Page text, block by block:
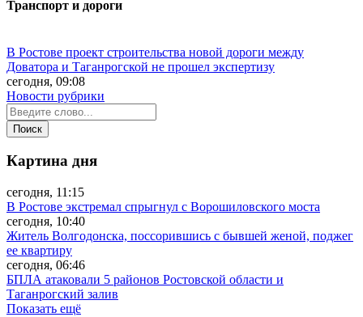
Транспорт и дороги
В Ростове проект строительства новой дороги между
Доватора и Таганрогской не прошел экспертизу
сегодня, 09:08
Новости рубрики
Картина дня
сегодня, 11:15
В Ростове экстремал спрыгнул с Ворошиловского моста
сегодня, 10:40
Житель Волгодонска, поссорившись с бывшей женой, поджег
ее квартиру
сегодня, 06:46
БПЛА атаковали 5 районов Ростовской области и
Таганрогский залив
Показать ещё